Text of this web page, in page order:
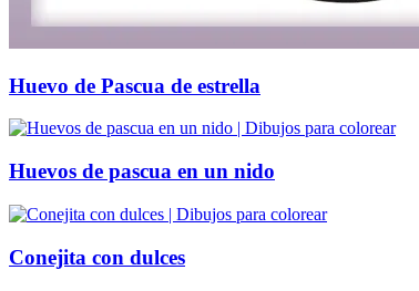
Huevo de Pascua de estrella
Huevos de pascua en un nido
Conejita con dulces